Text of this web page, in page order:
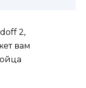
2,
вам